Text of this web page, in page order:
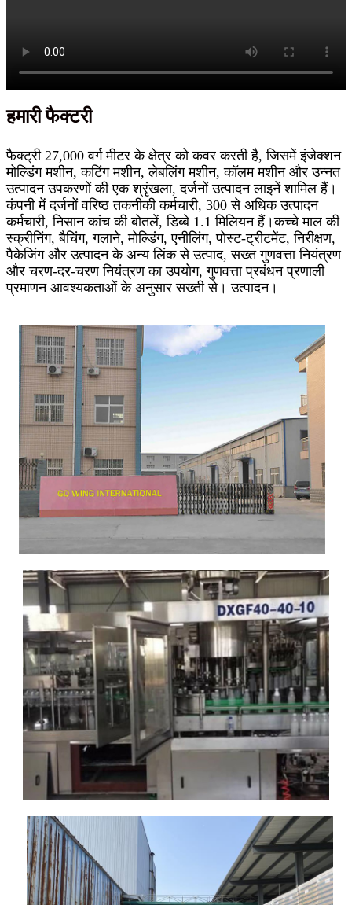
हमारी फैक्टरी
फैक्ट्री 27,000 वर्ग मीटर के क्षेत्र को कवर करती है, जिसमें इंजेक्शन
मोल्डिंग मशीन, कटिंग मशीन, लेबलिंग मशीन, कॉलम मशीन और उन्नत
उत्पादन उपकरणों की एक श्रृंखला, दर्जनों उत्पादन लाइनें शामिल हैं।
कंपनी में दर्जनों वरिष्ठ तकनीकी कर्मचारी, 300 से अधिक उत्पादन
कर्मचारी, निसान कांच की बोतलें, डिब्बे 1.1 मिलियन हैं।कच्चे माल की
स्क्रीनिंग, बैचिंग, गलाने, मोल्डिंग, एनीलिंग, पोस्ट-ट्रीटमेंट, निरीक्षण,
पैकेजिंग और उत्पादन के अन्य लिंक से उत्पाद, सख्त गुणवत्ता नियंत्रण
और चरण-दर-चरण नियंत्रण का उपयोग, गुणवत्ता प्रबंधन प्रणाली
प्रमाणन आवश्यकताओं के अनुसार सख्ती से। उत्पादन।